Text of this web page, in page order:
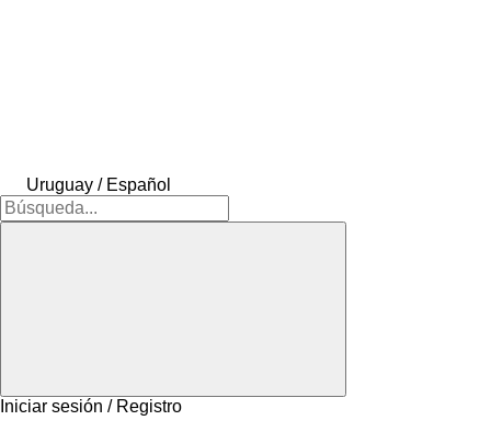
Uruguay / Español
Iniciar sesión / Registro